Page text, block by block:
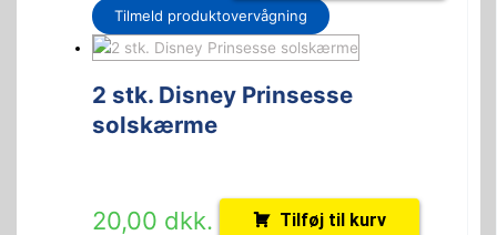
Tilmeld produktovervågning
2 stk. Disney Prinsesse
solskærme
20,00 dkk. Tilføj til kurv